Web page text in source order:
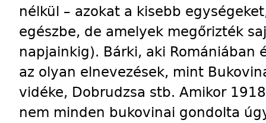
nélkül – azokat a kisebb
egészbe, de amelyek megőrizték
napjainkig). Bárki, aki Romániában
az olyan elnevezések, mint
vidéke, Dobrudzsa stb. Amikor
nem minden bukovinai gondolta